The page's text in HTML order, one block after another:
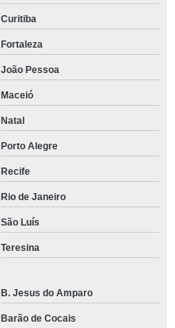
Curitiba
Fortaleza
João Pessoa
Maceió
Natal
Porto Alegre
Recife
Rio de Janeiro
São Luís
Teresina
B. Jesus do Amparo
Barão de Cocais